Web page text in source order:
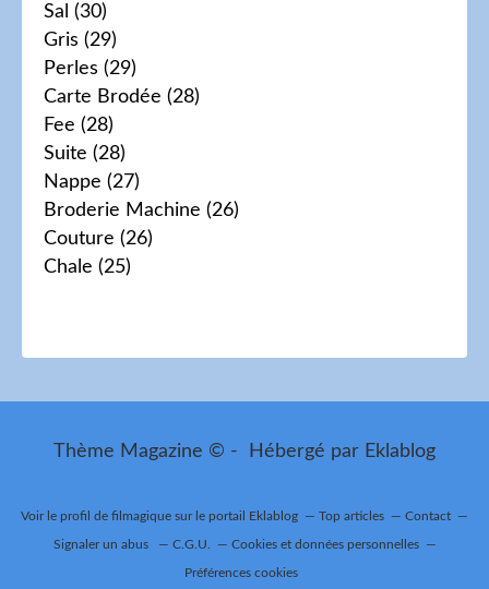
Sal (30)
Gris (29)
Perles (29)
Carte Brodée (28)
Fee (28)
Suite (28)
Nappe (27)
Broderie Machine (26)
Couture (26)
Chale (25)
Thème Magazine © - Hébergé par Eklablog
Voir le profil de filmagique sur le portail Eklablog Top articles Contact
Signaler un abus C.G.U. Cookies et données personnelles
Préférences cookies